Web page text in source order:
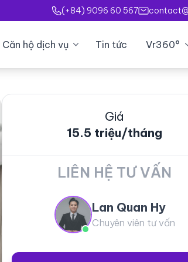
(+84) 9096 60 567
Căn hộ dịch vụ Tin tức Vr360°
Giá
15.5 triệu/tháng
LIÊN HỆ TƯ VẤN
Lan Quan Hy
Chuyên viên tư vấn